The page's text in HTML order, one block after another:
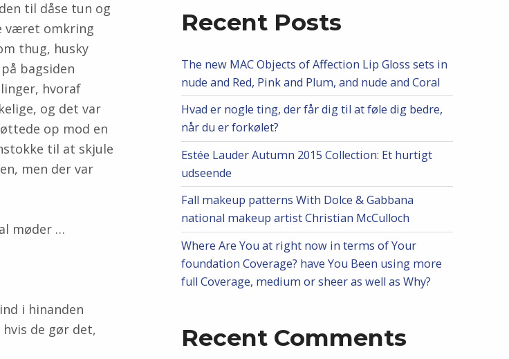
til dåse tun og
været omkring
thug, husky
bagsiden
hvoraf
og det var
op mod en
til at skjule
men der var
møder …
i hinanden
de gør det,
Recent Posts
The new MAC Objects of Affection Lip Gloss sets in
nude and Red, Pink and Plum, and nude and Coral
Hvad er nogle ting, der får dig til at føle dig bedre,
når du er forkølet?
Estée Lauder Autumn 2015 Collection: Et hurtigt
udseende
Fall makeup patterns With Dolce & Gabbana
national makeup artist Christian McCulloch
Where Are You at right now in terms of Your
foundation Coverage? have You Been using more
full Coverage, medium or sheer as well as Why?
Recent Comments